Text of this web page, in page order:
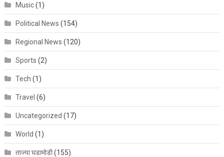
Music(1)
Political News (154)
Regional News (120)
Sports (2)
Tech (1)
Travel (6)
Uncategorized (17)
World (1)
ताज्या घडामोडी(155)